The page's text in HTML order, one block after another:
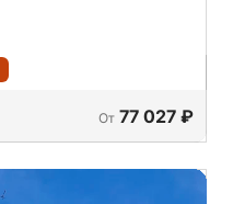
От 77 027 ₽